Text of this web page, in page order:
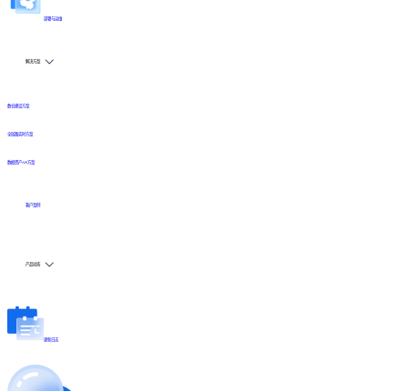
部署与运维
解决方案
数仓建设方案
全链路实时方案
数据资产API方案
客户案例
产品动态
更新日志